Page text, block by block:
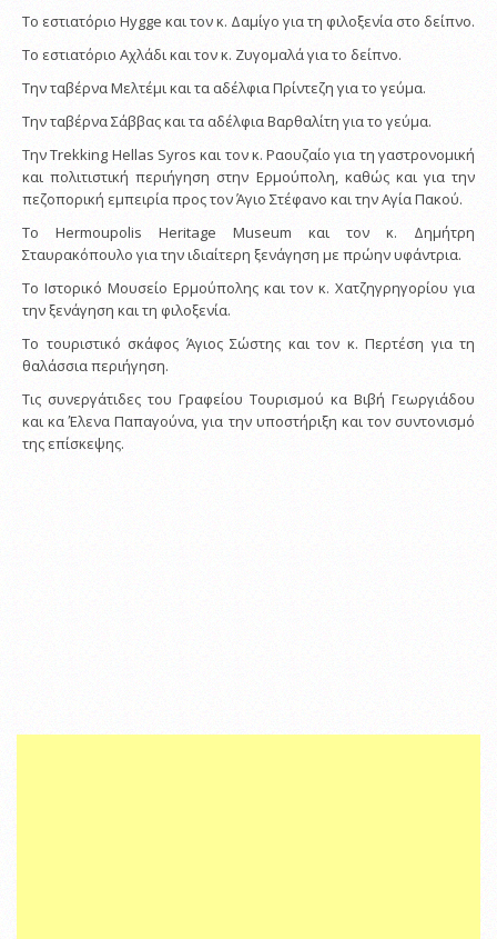
Το εστιατόριο Hygge και τον κ. Δαμίγο για τη φιλοξενία στο δείπνο.
Το εστιατόριο Αχλάδι και τον κ. Ζυγομαλά για το δείπνο.
Την ταβέρνα Μελτέμι και τα αδέλφια Πρίντεζη για το γεύμα.
Την ταβέρνα Σάββας και τα αδέλφια Βαρθαλίτη για το γεύμα.
Την Trekking Hellas Syros και τον κ. Ραουζαίο για τη γαστρονομική
και πολιτιστική περιήγηση στην Ερμούπολη, καθώς και για την
πεζοπορική εμπειρία προς τον Άγιο Στέφανο και την Αγία Πακού.
Το Hermoupolis Heritage Museum και τον κ. Δημήτρη
Σταυρακόπουλο για την ιδιαίτερη ξενάγηση με πρώην υφάντρια.
Το Ιστορικό Μουσείο Ερμούπολης και τον κ. Χατζηγρηγορίου για
την ξενάγηση και τη φιλοξενία.
Το τουριστικό σκάφος Άγιος Σώστης και τον κ. Περτέση για τη
θαλάσσια περιήγηση.
Τις συνεργάτιδες του Γραφείου Τουρισμού κα Βιβή Γεωργιάδου
και κα Έλενα Παπαγούνα, για την υποστήριξη και τον συντονισμό
της επίσκεψης.